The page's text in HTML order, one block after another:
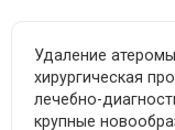
Удаление
хирургическая
лечебно-
крупные